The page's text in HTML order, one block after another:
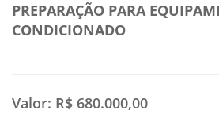
PREPARAÇÃO PARA
CONDICIONADO
Valor: R$ 680.000,00